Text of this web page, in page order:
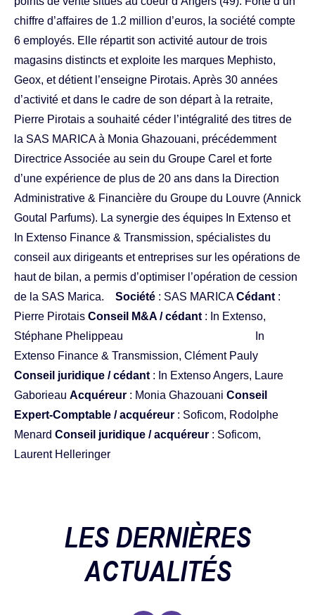
chiffre d’affaires de 1.2 million d’euros, la société compte
6 employés. Elle répartit son activité autour de trois
magasins distincts et exploite les marques Mephisto,
Geox, et détient l’enseigne Pirotais. Après 30 années
d’activité et dans le cadre de son départ à la retraite,
Pierre Pirotais a souhaité céder l’intégralité des titres de
la SAS MARICA à Monia Ghazouani, précédemment
Directrice Associée au sein du Groupe Carel et forte
d’une expérience de plus de 20 ans dans la Direction
Administrative & Financière du Groupe du Louvre (Annick
Goutal Parfums). La synergie des équipes In Extenso et
In Extenso Finance & Transmission, spécialistes du
conseil aux dirigeants et entreprises sur les opérations de
haut de bilan, a permis d’optimiser l’opération de cession
de la SAS Marica. Société : SAS MARICACédant :
Pierre Pirotais Conseil M&A / cédant : In Extenso,
Stéphane Phelippeau In
Extenso Finance & Transmission, Clément Pauly
Conseil juridique / cédant : In Extenso Angers, Laure
Gaborieau Acquéreur : Monia Ghazouani Conseil
Expert-Comptable / acquéreur : Soficom, Rodolphe
Menard Conseil juridique / acquéreur : Soficom,
Laurent Helleringer
LES DERNIÈRES
ACTUALITÉS